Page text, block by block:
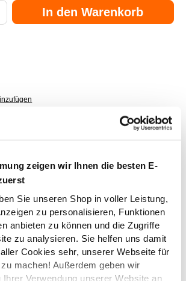
zeigen wir Ihnen die besten E-
Sie unseren Shop in voller Leistung,
zu personalisieren, Funktionen
anbieten zu können und die Zugriffe
zu analysieren. Sie helfen uns damit
Cookies sehr, unserer Webseite für
machen! Außerdem geben wir
Verwendung unserer Website an
gewünschten Wert ein oder benutze die
In den Warenkorb
montierter Versand
eBike kommt per Spedition und
sofort fahrbereit!
Leasing